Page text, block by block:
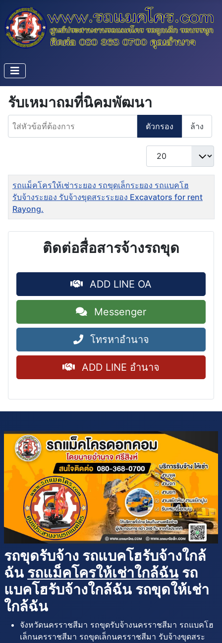
รับเหมาถมที่นิคมพัฒนา
ใส่หัวข้อที่ต้องการ
ตัวกรอง ล้าง
แสดง #
ชื่อ
รถแม็คโครให้เช่าระยอง รถขุดเล็กระยอง รถแบคโฮ
รับจ้างระยอง รับจ้างขุดสระระยอง Excavators for rent
Rayong.
ติดต่อสื่อสารจ้างรถขุด
ADD LINE OA
Messenger
โทรหาอำนาจ
ADD LINE อำนาจ
รถขุดรับจ้าง รถแบคโฮรับจ้างใกล้
ฉัน รถแม็คโครให้เช่าใกล้ฉัน รถ
แบคโฮรับจ้างใกล้ฉัน รถขุดให้เช่า
ใกล้ฉัน
จังหวัดนครราชสีมา รถขุดรับจ้างนครราชสีมา รถแบคโฮ
เล็กนครราชสีมา รถขุดเล็กนครราชสีมา รับจ้างขุดสระ